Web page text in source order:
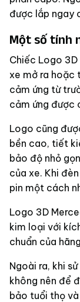
được lắp ngay
Một số tính
Chiếc Logo
xe mở ra hoặc
cảm ứng từ
cảm ứng được
Logo cũng
bền cao, tiết
bảo độ nhỏ
của xe. Khi
pin một cách
Logo 3D
kim loại với
chuẩn của
Ngoài ra, khi sử
không nên để
bảo tuổi thọ